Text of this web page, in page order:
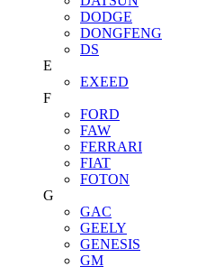
DODGE
DONGFENG
DS
E
EXEED
F
FORD
FAW
FERRARI
FIAT
FOTON
G
GAC
GEELY
GENESIS
GM